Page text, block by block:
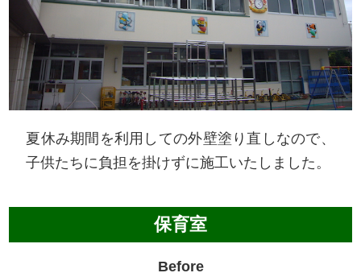
夏休み期間を利用しての外壁塗り直しなので、
子供たちに負担を掛けずに施工いたしました。
保育室
Before